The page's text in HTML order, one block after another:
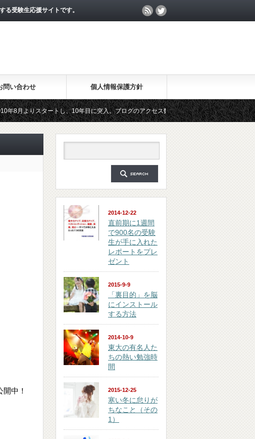
る受験生応援サイトです。
問い合わせ 個人情報保護方針
タートし、10年目に突入。ブログのアクセス数が月間25万PV、公開記事数が2000記事を
無料メールマガジン「勉強の集中力が10倍アップする秘訣」は、2018年6月に総読者数
中！
2014-12-22
直前期に1週間
で900名の受験
生が手に入れた
レポートをプレ
ゼント
2015-9-9
「裏目的」を脳
にインストール
する方法
2014-10-9
東大の有名人た
ちの熱い勉強時
間
2015-12-25
寒い冬に怠りが
ちなこと（その
1）